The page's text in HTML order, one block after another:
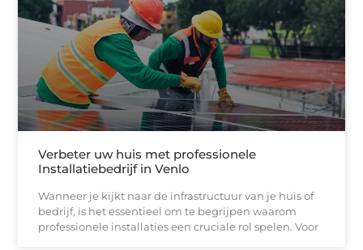
Verbeter uw huis met professionele
Installatiebedrijf in Venlo
Wanneer je kijkt naar de infrastructuur van je huis of
bedrijf, is het essentieel om te begrijpen waarom
professionele installaties een cruciale rol spelen. Voor